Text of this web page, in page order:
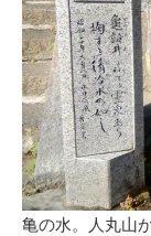
亀の水。人丸山